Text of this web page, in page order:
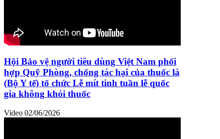
Hội Bảo vệ người tiêu dùng Việt Nam phối
hợp Quỹ Phòng, chống tác hại của thuốc lá
(Bộ Y tế) tổ chức Lễ mít tinh tuần lễ quốc
gia không khói thuốc
Video 02/06/2026